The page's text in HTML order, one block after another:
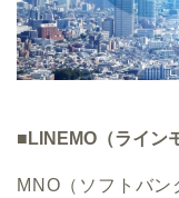
■LINEMO（ライン
MNO（ソフトバン